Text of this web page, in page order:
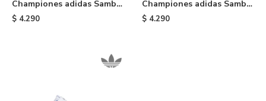
Championes adidas Samba
OG de niño - Cloud White
$ 4.290
Championes adidas Samba
OG de niño - Core Black
$ 4.290